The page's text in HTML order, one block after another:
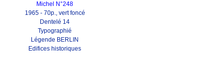
Michel N°248
1965 - 70p., vert foncé
Dentelé 14
Typographié
Légende BERLIN
Edifices historiques